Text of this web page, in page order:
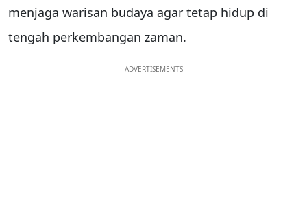
menjaga warisan budaya agar tetap hidup di
tengah perkembangan zaman.
ADVERTISEMENTS